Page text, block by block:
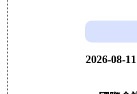
2026-08-